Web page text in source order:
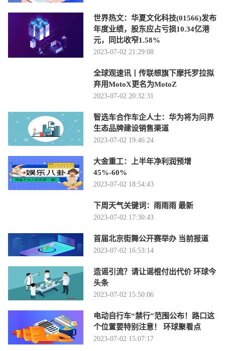
世界热文：华夏文化科技(01566)发布
年度业绩，股东应占亏损10.34亿港
元，同比收窄1.58%
2023-07-02 21:29:08
全球观速讯丨传联想旗下摩托罗拉拟
弃用MotoX更名为MotoZ
2023-07-02 20:32:31
智选车合作车企人士：华为将为问界
生态品牌建设销售渠道
2023-07-02 19:46:24
大金重工：上半年净利润预增
45%-60%
2023-07-02 18:54:43
下周天气关键词：雨雨雨 最新
2023-07-02 17:30:43
首届北京街舞公开赛举办 当前报道
2023-07-02 16:53:14
造谣引流？请让谣棍付出代价 环球今
头条
2023-07-02 15:50:06
电动自行车“禁行”范围公布！路口这
个位置要特别注意！ 环球聚看点
2023-07-02 15:07:17